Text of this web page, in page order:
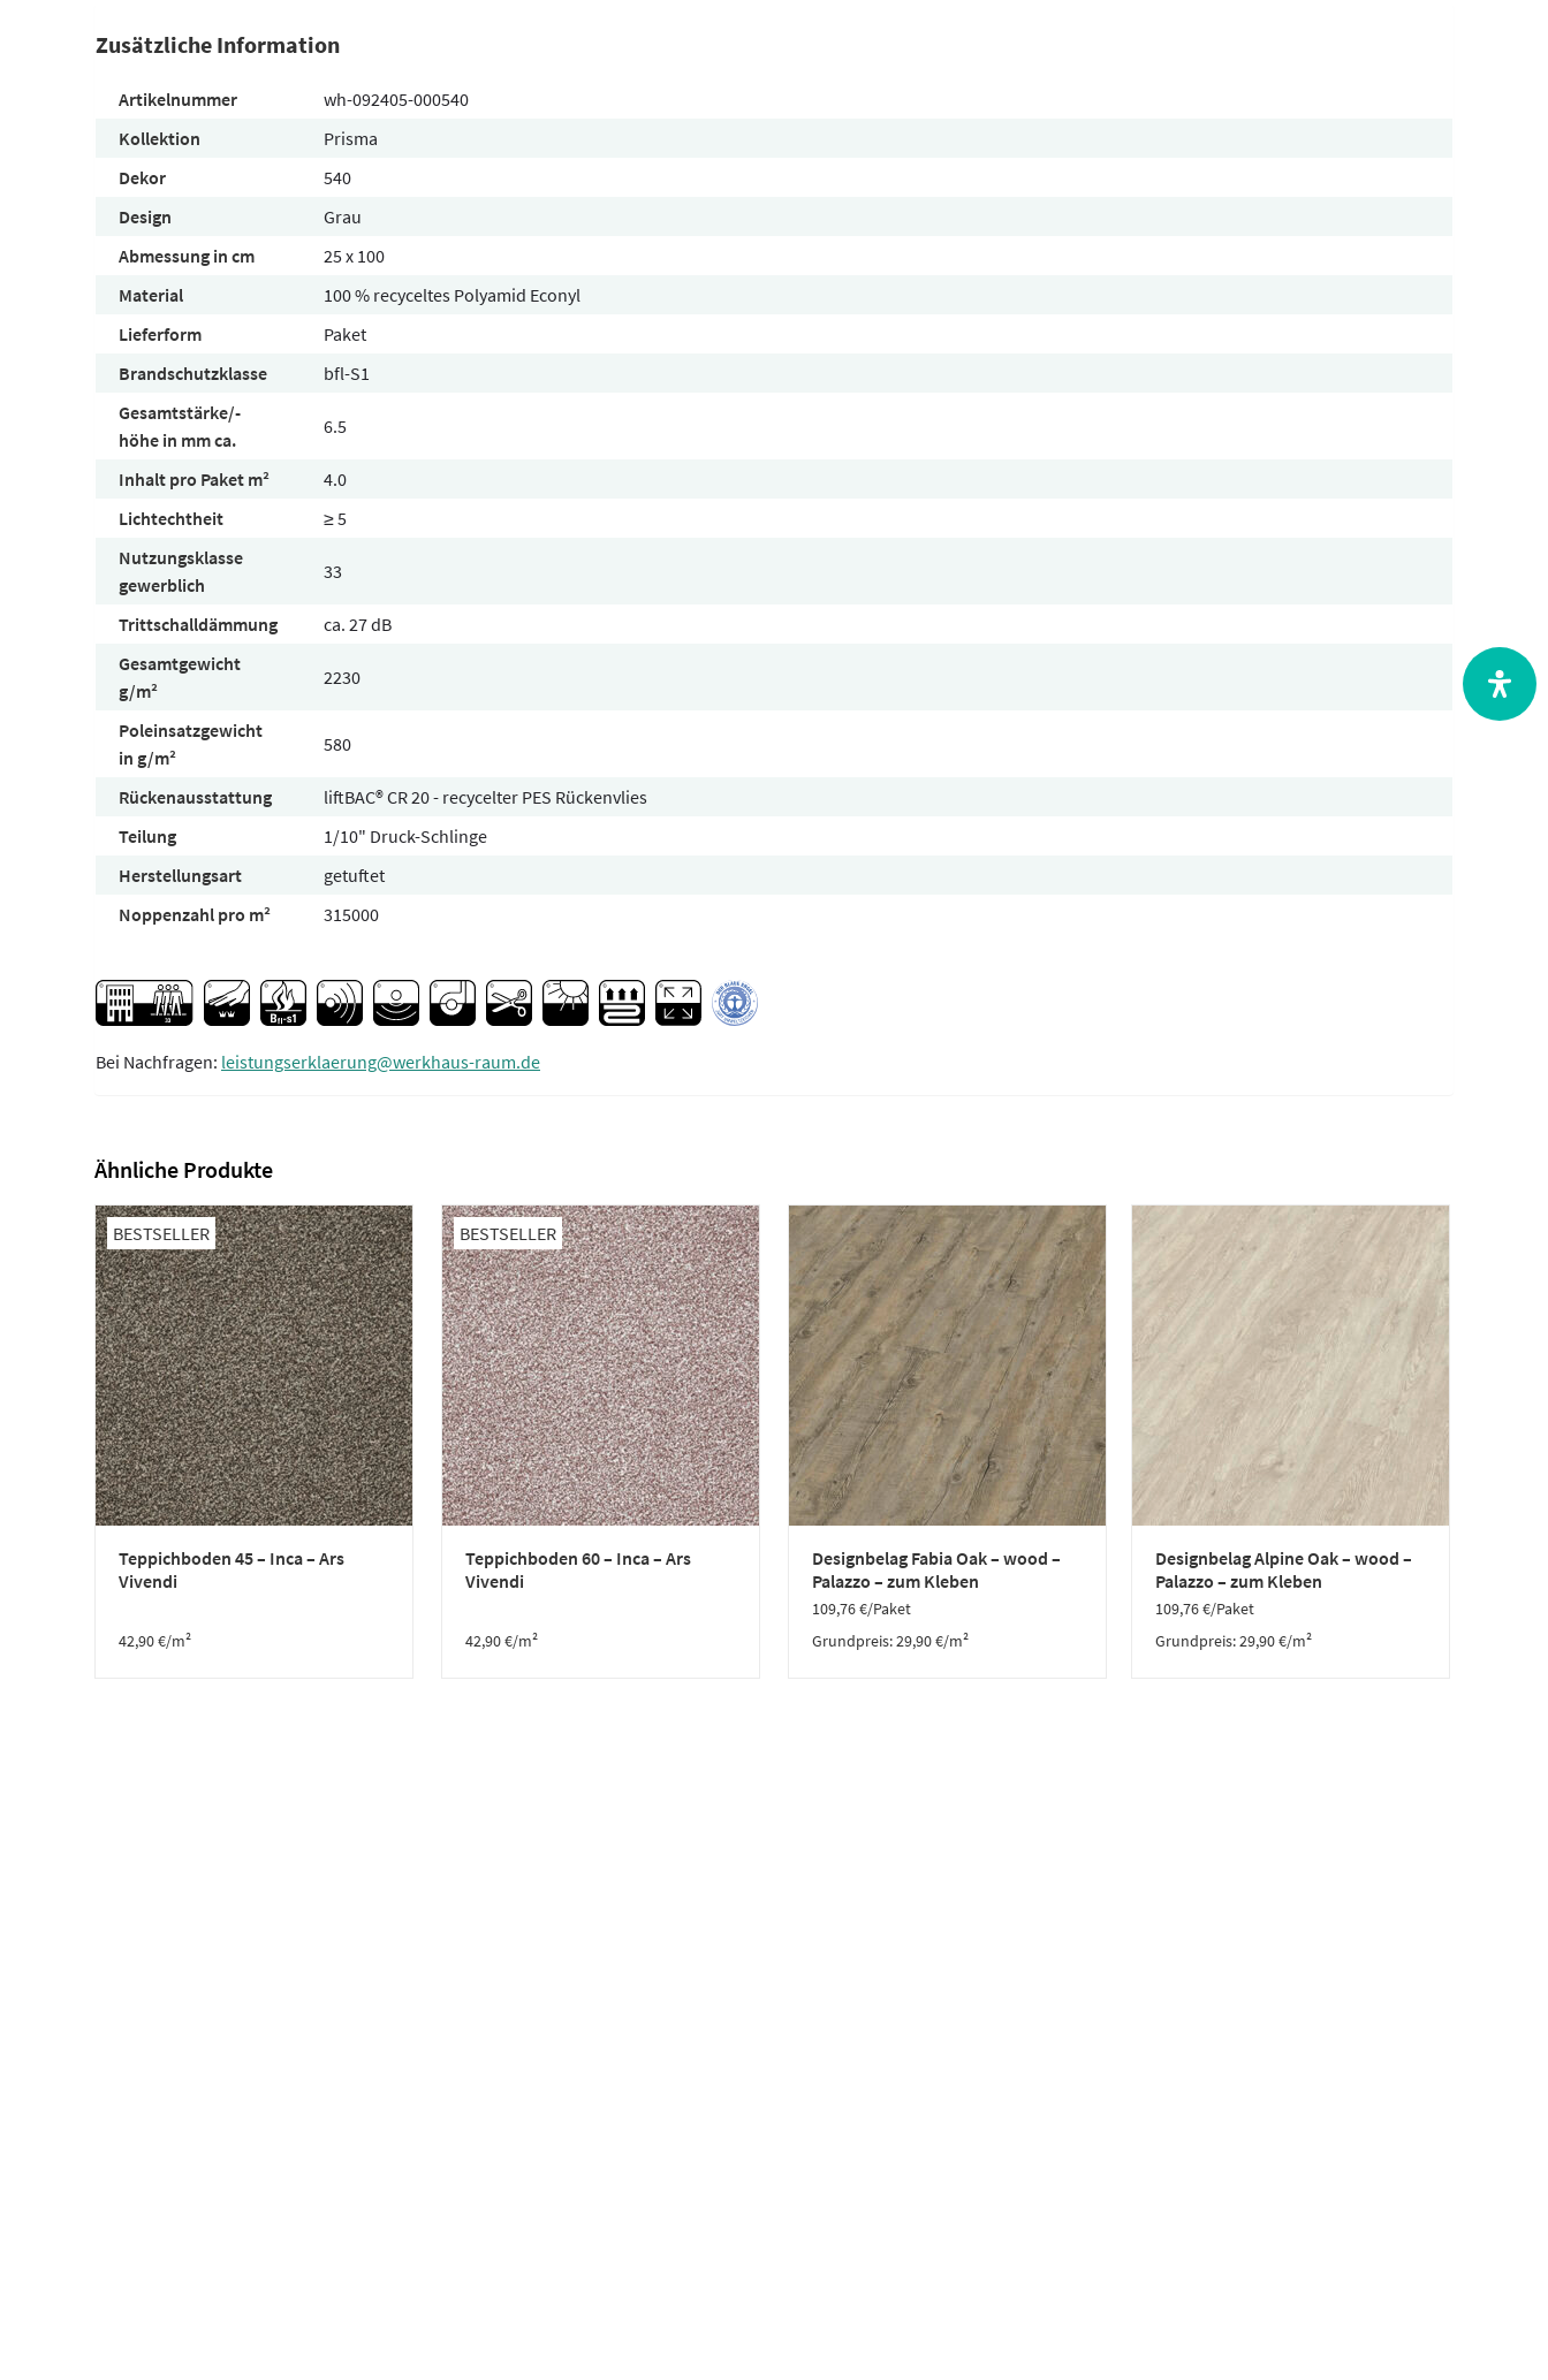
Zusätzliche Information
Artikelnummer
wh-092405-000540
Kollektion
Prisma
Dekor
540
Design
Grau
Abmessung in cm
25 x 100
Material
100 % recyceltes Polyamid Econyl
Lieferform
Paket
Brandschutzklasse
bfl-S1
Gesamtstärke/-
höhe in mm ca.
6.5
Inhalt pro Paket m²
4.0
Lichtechtheit
≥ 5
Nutzungsklasse
gewerblich
33
Trittschalldämmung
ca. 27 dB
Gesamtgewicht
g/m²
2230
Poleinsatzgewicht
in g/m²
580
Rückenausstattung
liftBAC® CR 20 - recycelter PES Rückenvlies
Teilung
1/10" Druck-Schlinge
Herstellungsart
getuftet
Noppenzahl pro m²
315000
Bei Nachfragen: leistungserklaerung@werkhaus-raum.de
Ähnliche Produkte
BESTSELLER
Teppichboden 45 – Inca – Ars
Vivendi
42,90€/m²
BESTSELLER
Teppichboden 60 – Inca – Ars
Vivendi
42,90€/m²
Designbelag Fabia Oak – wood –
Palazzo – zum Kleben
109,76€/Paket
Grundpreis:29,90€/m²
Designbelag Alpine Oak – wood –
Palazzo – zum Kleben
109,76€/Paket
Grundpreis:29,90€/m²